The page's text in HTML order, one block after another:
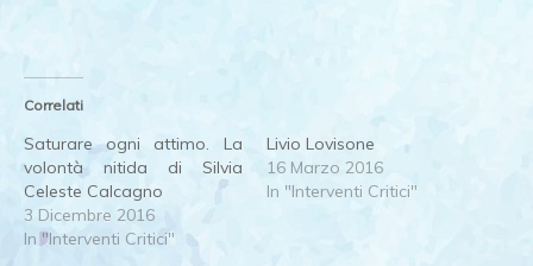
Correlati
Saturare ogni attimo. La
volontà nitida di Silvia
Celeste Calcagno
3 Dicembre 2016
In "Interventi Critici"
Livio Lovisone
16 Marzo 2016
In "Interventi Critici"